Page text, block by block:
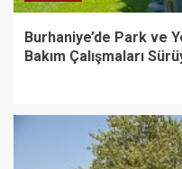
Burhaniye’de Park ve
Bakım Çalışmaları